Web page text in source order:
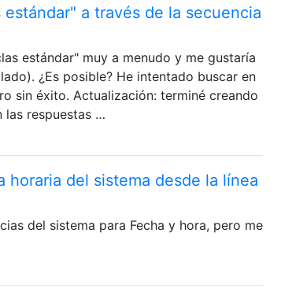
a través de la secuencia
estándar" muy a menudo y me gustaría
¿Es posible? He intentado buscar en
sin éxito. Actualización: terminé creando
respuestas …
horaria del sistema desde la línea
del sistema para Fecha y hora, pero me